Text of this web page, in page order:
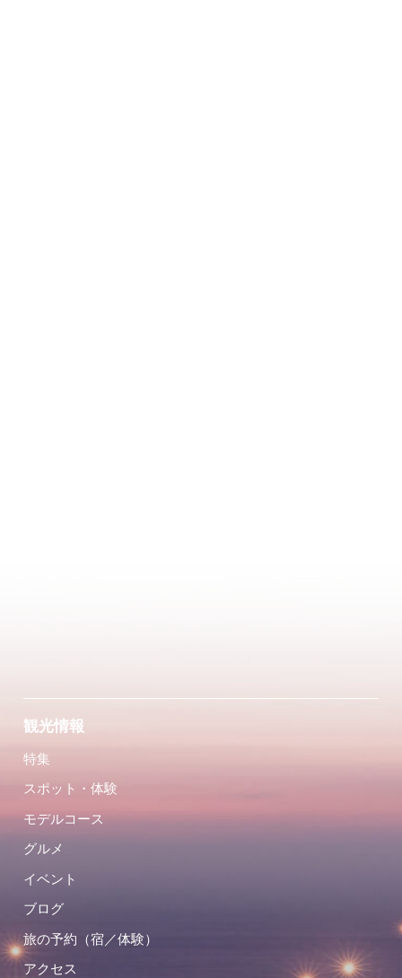
観光情報
特集
スポット・体験
モデルコース
グルメ
イベント
ブログ
旅の予約（宿／体験）
アクセス